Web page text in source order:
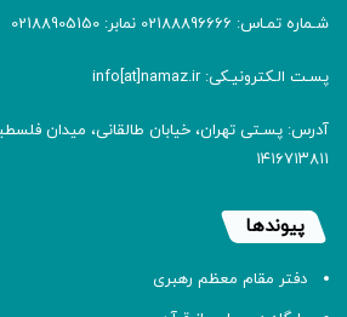
شـماره تمـاس: 02188896666 نمابر: 02188905150
پسـت الـکترونیـکی: info[at]namaz.ir
۱۴۱۶۷۱۳۸۱۱
پیوندها
دفتر مقام معظم رهبری